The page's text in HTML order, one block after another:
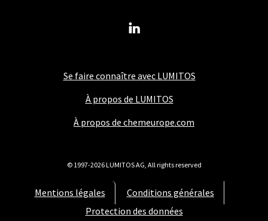
Se faire connaître avec LUMITOS
À propos de LUMITOS
À propos de chemeurope.com
Mentions légales
Conditions générales
Protection des données
© 1997-2026 LUMITOS AG, All rights reserved